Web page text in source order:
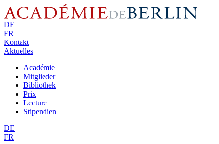
DE
FR
Kontakt
Aktuelles
Académie
Mitglieder
Bibliothek
Prix
Lecture
Stipendien
DE
FR